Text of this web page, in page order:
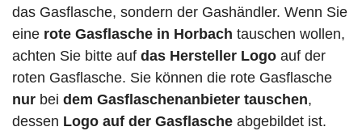
das Gasflasche, sondern der Gashändler. Wenn Sie
eine rote Gasflasche in Horbach tauschen wollen,
achten Sie bitte auf das Hersteller Logo auf der
roten Gasflasche. Sie können die rote Gasflasche
nur bei dem Gasflaschenanbieter tauschen,
dessen Logo auf der Gasflasche abgebildet ist.